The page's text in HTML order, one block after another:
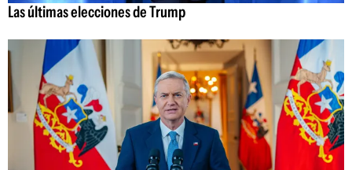
Las últimas elecciones de Trump